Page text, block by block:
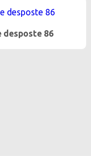
desposte 86